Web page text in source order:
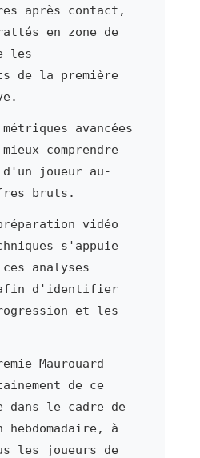
après contact,
en zone de
les
de la première
avancées
comprendre
joueur au-
bruts.
vidéo
s'appuie
analyses
d'identifier
et les
Maurouard
de ce
dans le cadre de
à
les joueurs de